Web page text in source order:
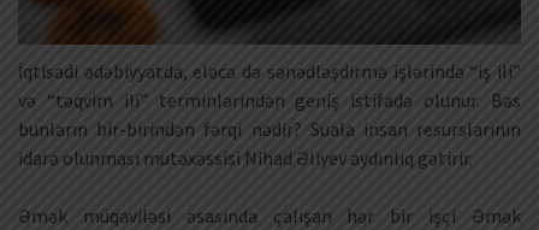
İqtisadi ədəbiyyatda, eləcə də sənədləşdirmə işlərində “iş ili”
və “təqvim ili” terminlərindən geniş istifadə olunur. Bəs
bunların bir-birindən fərqi nədir? Suala insan resurslarının
idarə olunması mütəxəssisi Nihad Əliyev aydınlıq gətirir.
Əmək müqaviləsi əsasında çalışan hər bir işçi Əmək